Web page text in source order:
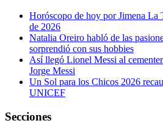
Horóscopo de hoy por Jimena La
de 2026
Natalia Oreiro habló de las
sorprendió con sus hobbies
Así llegó Lionel Messi al
Jorge Messi
Un Sol para los Chicos 2026
UNICEF
Secciones